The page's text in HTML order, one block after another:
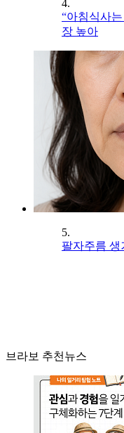
4.
“아침식사
장 높아
5.
팔자주름 생
브라보 추천뉴스